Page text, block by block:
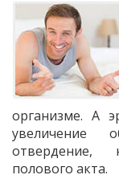
организме. А
увеличение
отвердение,
полового акта.